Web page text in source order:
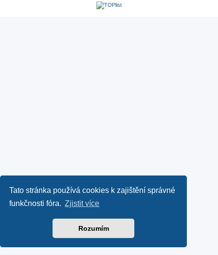
Tato stránka používá cookies k zajištění správné
funkčnosti fóra. Zjistit více
Rozumím